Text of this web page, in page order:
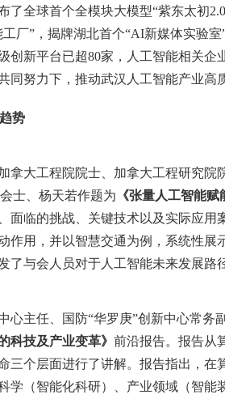
了全球首个全模块大模型“紫东太初
厂”，揭牌湖北首个“AI新媒体实验室
创新平台已超80家，人工智能相关企
同努力下，推动武汉人工智能产业高
势
拿大工程院院士、加拿大工程研究院
士、杨天若作题为 《张量人工智能赋
面临的挑战、关键技术以及实际应用
作用，并以智慧交通为例，系统性展
了与会人员对于人工智能未来发展路
心主任、国防“华罗庚”创新中心常务
科技及产业变革》 前沿报告。报告从
三个层面进行了讲解。报告指出，在
学（智能化科研）、产业领域（智能